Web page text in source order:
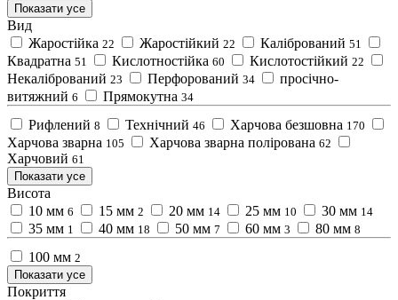
Показати усе
Вид
Жаростійка 22 Жаростійкий 22 Калібрований 51
Квадратна 51 Кислотностійка 60 Кислотостійкий 22
Некалібрований 23 Перфорований 34
просічно-
витяжний 6 Прямокутна 34
Рифлений 8 Технічний 46 Харчова безшовна 170
Харчова зварна 105 Харчова зварна полірована 62
Харчовий 61
Показати усе
Висота
10 мм 6 15 мм 2 20 мм 14 25 мм 10 30 мм 14
35 мм 1 40 мм 18 50 мм 7 60 мм 3 80 мм 8
100 мм 2
Показати усе
Покриття